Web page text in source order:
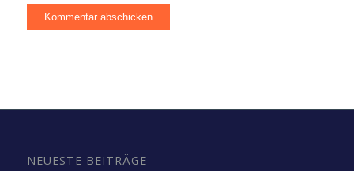
NEUESTE BEITRÄGE